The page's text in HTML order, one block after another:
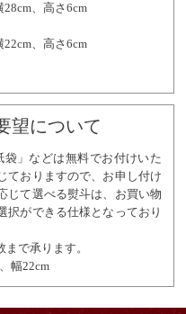
28cm、高さ6cm
22cm、高さ6cm
望について
」などは無料でお付けいた
ておりますので、お申し付け
じて選べる熨斗は、お買い物
択ができる仕様となっており
で承ります。
幅22cm